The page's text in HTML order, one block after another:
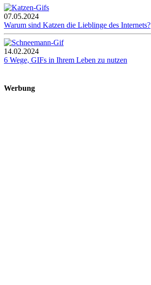
07.05.2024
Warum sind Katzen die Lieblinge des Internets?
14.02.2024
6 Wege, GIFs in Ihrem Leben zu nutzen
Werbung